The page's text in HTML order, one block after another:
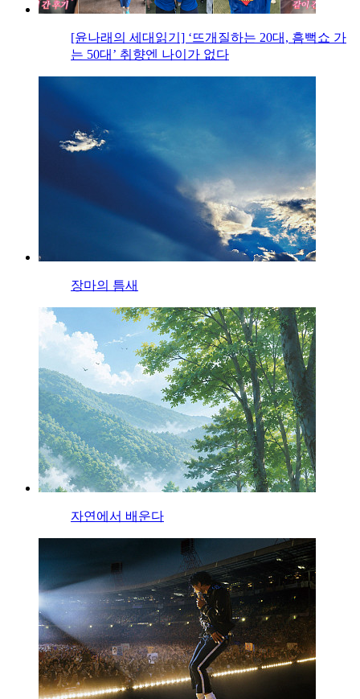
[윤나래의 세대읽기] ‘뜨개질하는 20대, 흠뻑쇼 가
는 50대’ 취향엔 나이가 없다
장마의 틈새
자연에서 배운다